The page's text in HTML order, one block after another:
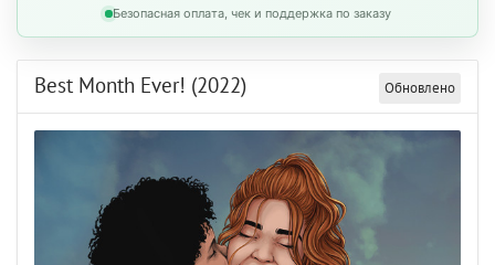
Безопасная оплата, чек и поддержка по заказу
Best Month Ever! (2022) Обновлено